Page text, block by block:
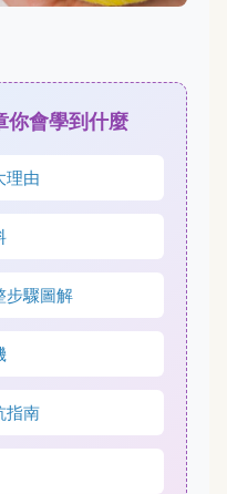
你會學到什麼
理由
步驟圖解
指南